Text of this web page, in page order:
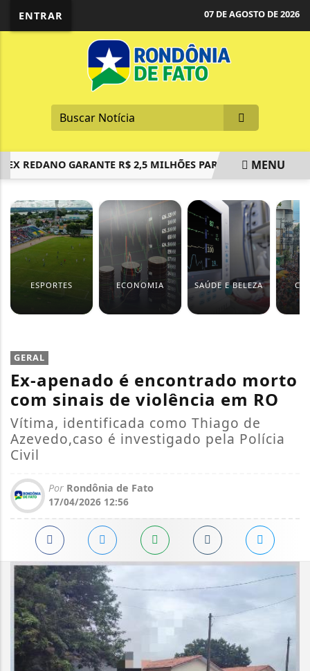
ENTRAR 07 DE AGOSTO DE 2026
REDANO GARANTE R$ 2,5 MILHÕES PARA ÔNIBUS SEMI-
MENU
ESPORTES ECONOMIA SAÚDE E BELEZA
GERAL
Ex-apenado é encontrado morto
com sinais de violência em RO
Vítima, identificada como Thiago de
Azevedo,caso é investigado pela Polícia
Civil
Por Rondônia de Fato
17/04/2026 12:56